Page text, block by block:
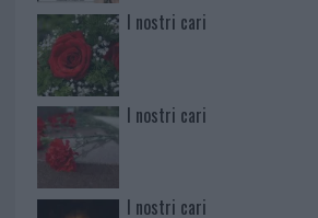
I nostri cari
I nostri cari
I nostri cari